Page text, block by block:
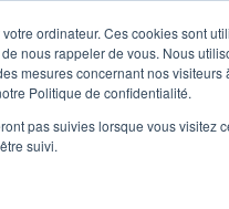
ordinateur. Ces cookies sont
nous rappeler de vous. Nous
mesures concernant nos
Politique de confidentialité.
pas suivies lorsque vous
suivi.